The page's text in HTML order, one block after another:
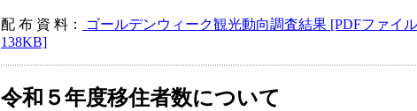
​配 布 資 料：
ゴールデンウィーク観光動向調査結果 [PDFファイ
138KB]
令和５年度移住者数について